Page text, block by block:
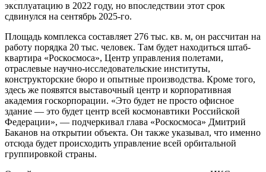
эксплуатацию в 2022 году, но впоследствии этот срок
сдвинулся на сентябрь 2025-го.
Площадь комплекса составляет 276 тыс. кв. м, он рассчитан на
работу порядка 20 тыс. человек. Там будет находиться штаб-
квартира «Роскосмоса», Центр управления полетами,
отраслевые научно-исследовательские институты,
конструкторские бюро и опытные производства. Кроме того,
здесь же появятся выставочный центр и корпоративная
академия госкорпорации. «Это будет не просто офисное
здание — это будет центр всей космонавтики Российской
Федерации», — подчеркивал глава «Роскосмоса» Дмитрий
Баканов на открытии объекта. Он также указывал, что именно
отсюда будет происходить управление всей орбитальной
группировкой страны.